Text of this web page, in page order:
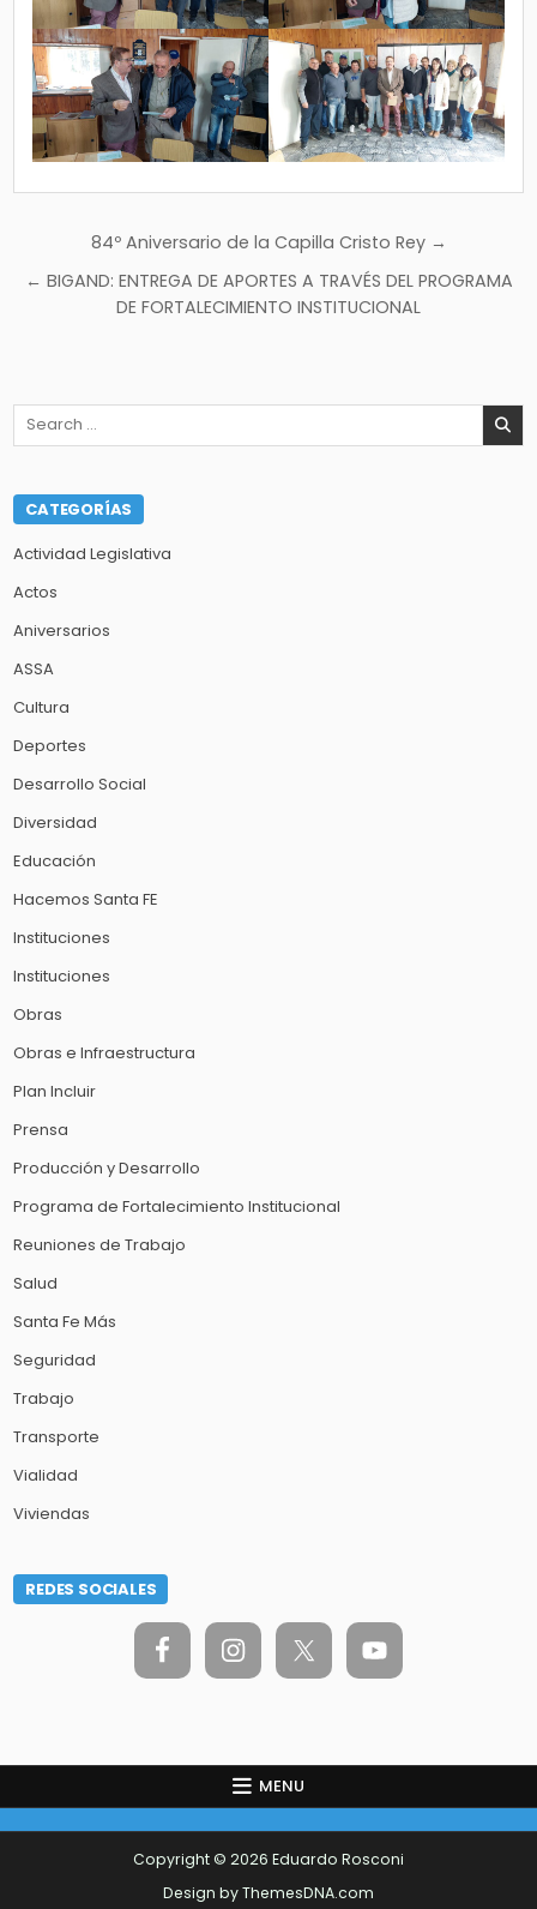
Navegación
de
entradas
84º Aniversario de la Capilla Cristo Rey →
← BIGAND: ENTREGA DE APORTES A TRAVÉS DEL PROGRAMA
DE FORTALECIMIENTO INSTITUCIONAL
Search
CATEGORÍAS
Actividad Legislativa
Actos
Aniversarios
ASSA
Cultura
Deportes
Desarrollo Social
Diversidad
Educación
Hacemos Santa FE
Instituciones
Instituciones
Obras
Obras e Infraestructura
Plan Incluir
Prensa
Producción y Desarrollo
Programa de Fortalecimiento Institucional
Reuniones de Trabajo
Salud
Santa Fe Más
Seguridad
Trabajo
Transporte
Vialidad
Viviendas
REDES SOCIALES
MENU
Copyright © 2026 Eduardo Rosconi
Design by ThemesDNA.com